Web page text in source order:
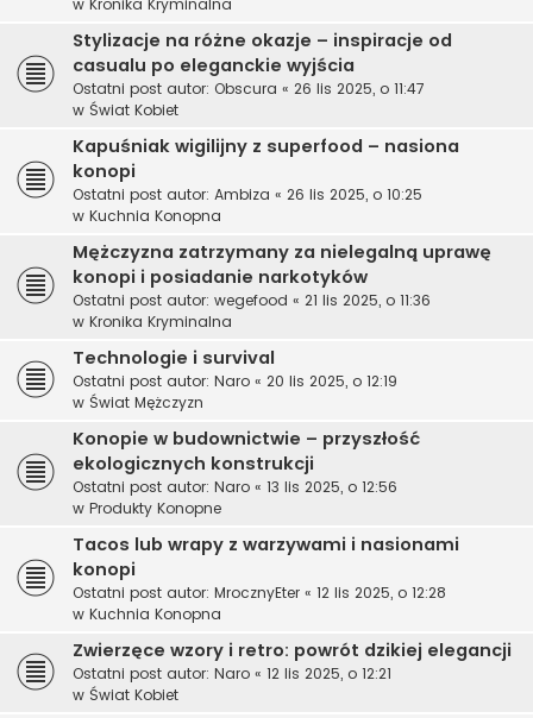
w Kronika Kryminalna
Stylizacje na różne okazje – inspiracje od
casualu po eleganckie wyjścia
Ostatni post autor: Obscura « 26 lis 2025, o 11:47
w Świat Kobiet
Kapuśniak wigilijny z superfood – nasiona
konopi
Ostatni post autor: Ambiza « 26 lis 2025, o 10:25
w Kuchnia Konopna
Mężczyzna zatrzymany za nielegalną uprawę
konopi i posiadanie narkotyków
Ostatni post autor: wegefood « 21 lis 2025, o 11:36
w Kronika Kryminalna
Technologie i survival
Ostatni post autor: Naro « 20 lis 2025, o 12:19
w Świat Mężczyzn
Konopie w budownictwie – przyszłość
ekologicznych konstrukcji
Ostatni post autor: Naro « 13 lis 2025, o 12:56
w Produkty Konopne
Tacos lub wrapy z warzywami i nasionami
konopi
Ostatni post autor: MrocznyEter « 12 lis 2025, o 12:28
w Kuchnia Konopna
Zwierzęce wzory i retro: powrót dzikiej elegancji
Ostatni post autor: Naro « 12 lis 2025, o 12:21
w Świat Kobiet